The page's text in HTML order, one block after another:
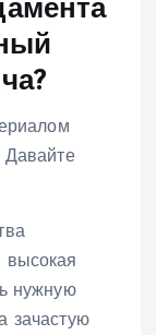
Давайте
нужную
зачастую